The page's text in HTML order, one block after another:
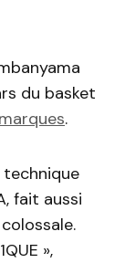
du basket
.
fait aussi
»,